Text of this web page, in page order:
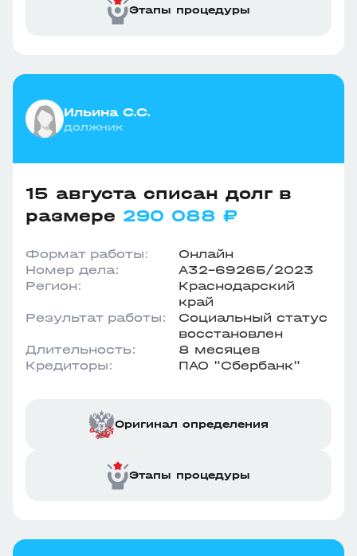
Этапы процедуры
Ильина С.С.
должник
15 августа списан долг в
размере 290 088 ₽
Формат работы:
Онлайн
Номер дела:
А32-69265/2023
Регион:
Краснодарский
край
Результат работы:
Социальный статус
восстановлен
Длительность:
8 месяцев
Кредиторы:
ПАО "Сбербанк"
Оригинал определения
Этапы процедуры